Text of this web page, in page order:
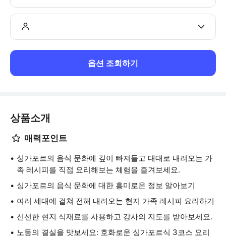
옵션 조회하기
상품소개
매력포인트
싱가포르의 음식 문화에 깊이 빠져들고 대대로 내려오는 가
족 레시피를 직접 요리해보는 체험을 즐겨보세요.
싱가포르의 음식 문화에 대한 흥미로운 정보 알아보기
여러 세대에 걸쳐 전해 내려오는 현지 가족 레시피 요리하기
신선한 현지 식재료를 사용하고 강사의 지도를 받아보세요.
노동의 결실을 맛보세요: 호화로운 싱가포르식 3코스 요리